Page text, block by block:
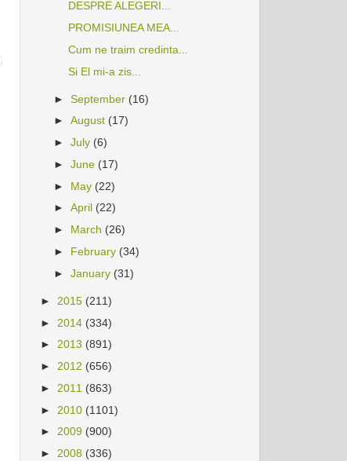
DESPRE ALEGERI...
PROMISIUNEA MEA...
Cum ne traim credinta...
Si El mi-a zis...
►September (16)
►August (17)
►July (6)
►June (17)
► May (22)
►April (22)
► March (26)
► February (34)
►January (31)
► 2015 (211)
► 2014 (334)
► 2013 (891)
► 2012 (656)
► 2011 (863)
► 2010 (1101)
► 2009 (900)
► 2008 (336)